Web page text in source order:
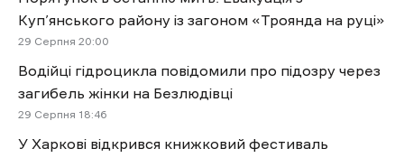
Куп’янського району із загоном «Троянда на руці»
29 Cерпня 20:00
Водійці гідроцикла повідомили про підозру через
загибель жінки на Безлюдівці
29 Cерпня 18:46
У Харкові відкрився книжковий фестиваль